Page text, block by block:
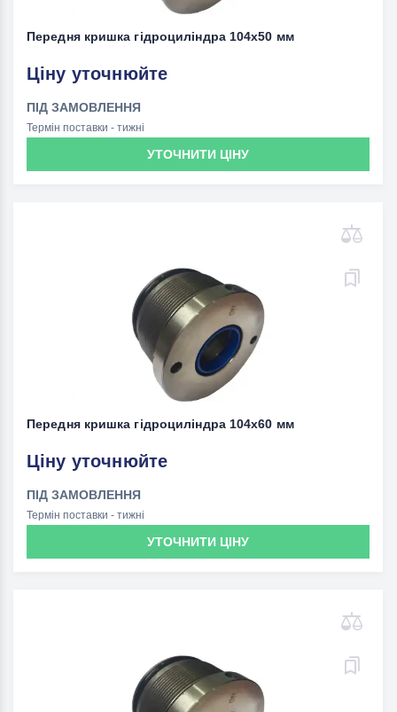
Передня кришка гідроциліндра 104x50 мм
Ціну уточнюйте
ПІД ЗАМОВЛЕННЯ
Термін поставки - тижні
УТОЧНИТИ ЦІНУ
Передня кришка гідроциліндра 104x60 мм
Ціну уточнюйте
ПІД ЗАМОВЛЕННЯ
Термін поставки - тижні
УТОЧНИТИ ЦІНУ